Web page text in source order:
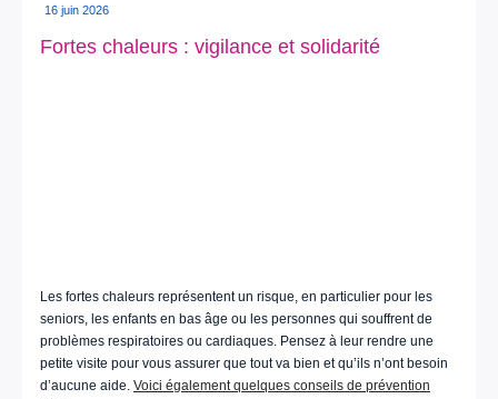
16 juin 2026
Fortes chaleurs : vigilance et solidarité
Les fortes chaleurs représentent un risque, en particulier pour les
seniors, les enfants en bas âge ou les personnes qui souffrent de
problèmes respiratoires ou cardiaques. Pensez à leur rendre une
petite visite pour vous assurer que tout va bien et qu’ils n’ont besoin
d’aucune aide. Voici également quelques conseils de prévention